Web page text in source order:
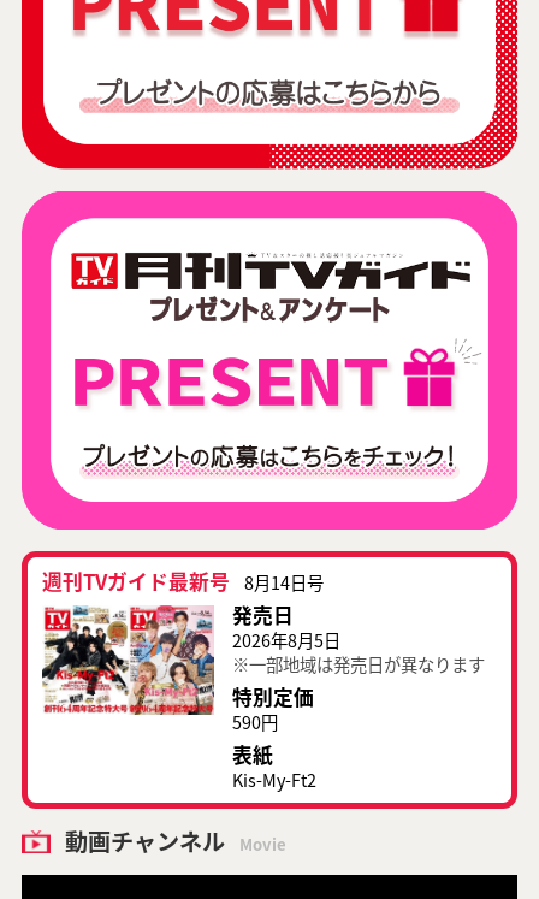
週刊TVガイド最新号 8月14日号
発売日
2026年8月5日
※一部地域は発売日が異なります
特別定価
590円
表紙
Kis-My-Ft2
動画チャンネル Movie